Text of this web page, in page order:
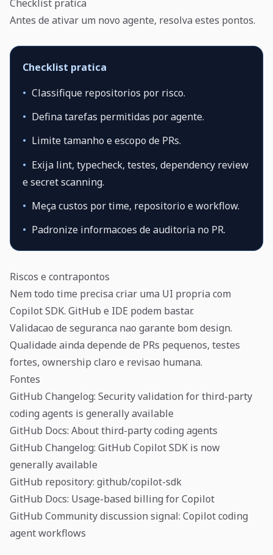
Checklist pratica
Antes de ativar um novo agente, resolva estes pontos.
Checklist pratica
• Classifique repositorios por risco.
• Defina tarefas permitidas por agente.
• Limite tamanho e escopo de PRs.
• Exija lint, typecheck, testes, dependency review
e secret scanning.
• Meça custos por time, repositorio e workflow.
• Padronize informacoes de auditoria no PR.
Riscos e contrapontos
Nem todo time precisa criar uma UI propria com
Copilot SDK. GitHub e IDE podem bastar.
Validacao de seguranca nao garante bom design.
Qualidade ainda depende de PRs pequenos, testes
fortes, ownership claro e revisao humana.
Fontes
GitHub Changelog: Security validation for third-party
coding agents is generally available
GitHub Docs: About third-party coding agents
GitHub Changelog: GitHub Copilot SDK is now
generally available
GitHub repository: github/copilot-sdk
GitHub Docs: Usage-based billing for Copilot
GitHub Community discussion signal: Copilot coding
agent workflows